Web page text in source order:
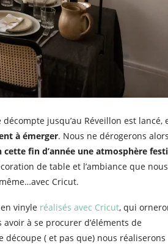
jusqu’au Réveillon est lancé,
à émerger. Nous ne dérogerons
cette fin d’année une atmosphère
de table et l’ambiance que nous
Cricut.
vinyle réalisés avec Cricut, qui
à se procurer d’éléments de
découpe ( et pas que) nous réaliserons